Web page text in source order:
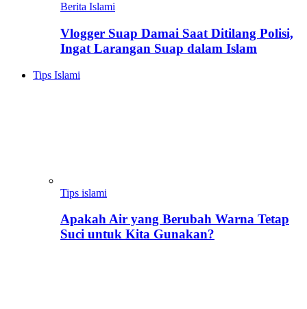
Berita Islami
Vlogger Suap Damai Saat Ditilang Polisi,
Ingat Larangan Suap dalam Islam
Tips Islami
Tips islami
Apakah Air yang Berubah Warna Tetap
Suci untuk Kita Gunakan?